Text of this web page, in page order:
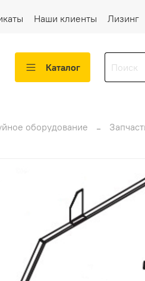
Наши клиенты Лизинг
Каталог
оборудование